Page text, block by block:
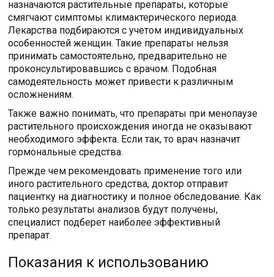
назначаются растительные препараты, которые
смягчают симптомы климактерического периода.
Лекарства подбираются с учетом индивидуальных
особенностей женщин. Такие препараты нельзя
принимать самостоятельно, предварительно не
проконсультировавшись с врачом. Подобная
самодеятельность может привести к различным
осложнениям.
Также важно понимать, что препараты при менопаузе
растительного происхождения иногда не оказывают
необходимого эффекта. Если так, то врач назначит
гормональные средства.
Прежде чем рекомендовать применение того или
иного растительного средства, доктор отправит
пациентку на диагностику и полное обследование. Как
только результаты анализов будут получены,
специалист подберет наиболее эффективный
препарат.
Показания к использованию